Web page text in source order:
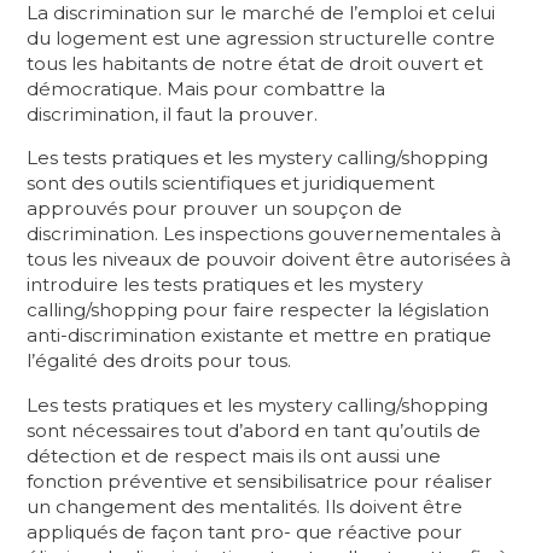
La discrimination sur le marché de l’emploi et celui
du logement est une agression structurelle contre
tous les habitants de notre état de droit ouvert et
démocratique. Mais pour combattre la
discrimination, il faut la prouver.
Les tests pratiques et les mystery calling/shopping
sont des outils scientifiques et juridiquement
approuvés pour prouver un soupçon de
discrimination. Les inspections gouvernementales à
tous les niveaux de pouvoir doivent être autorisées à
introduire les tests pratiques et les mystery
calling/shopping pour faire respecter la législation
anti-discrimination existante et mettre en pratique
l’égalité des droits pour tous.
Les tests pratiques et les mystery calling/shopping
sont nécessaires tout d’abord en tant qu’outils de
détection et de respect mais ils ont aussi une
fonction préventive et sensibilisatrice pour réaliser
un changement des mentalités. Ils doivent être
appliqués de façon tant pro- que réactive pour